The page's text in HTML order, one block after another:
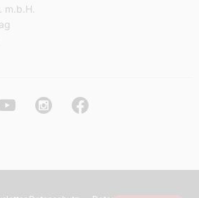
m.b.H.
InstagramFacebook